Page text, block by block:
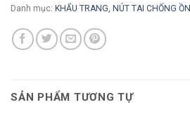
Danh mục: KHẨU TRANG, NÚT TAI CHỐNG ỒN
SẢN PHẨM TƯƠNG TỰ